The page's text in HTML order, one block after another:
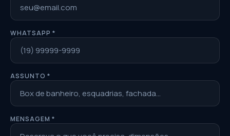
WHATSAPP *
ASSUNTO *
MENSAGEM *